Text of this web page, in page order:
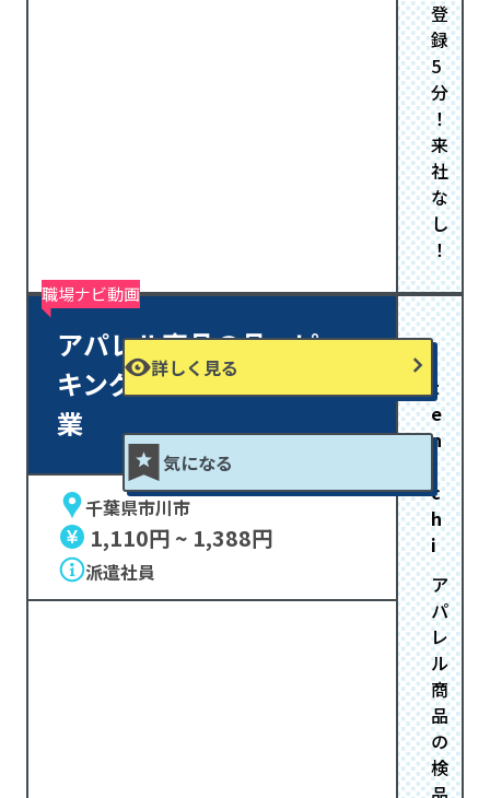
登
録
5
分
！
来
社
な
し
！
職場ナビ動画
アパレル商品の品・ピッ
キングから出荷までの作
業
千葉県市川市
1,110円 ~ 1,388円
派遣社員
t
e
n
c
h
i
ア
パ
レ
ル
商
品
の
検
詳しく見る
気になる